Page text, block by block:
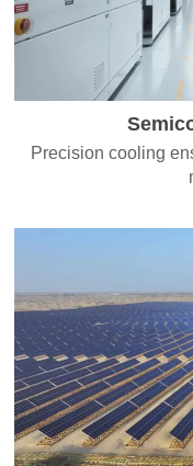
Precision cooling